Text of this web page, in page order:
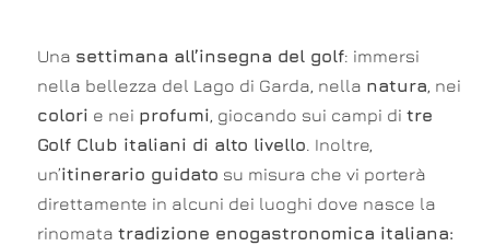
Una settimana all’insegna del golf: immersi
nella bellezza del Lago di Garda, nella natura, nei
colori e nei profumi, giocando sui campi di tre
Golf Club italiani di alto livello. Inoltre,
un’itinerario guidato su misura che vi porterà
direttamente in alcuni dei luoghi dove nasce la
rinomata tradizione enogastronomica italiana: